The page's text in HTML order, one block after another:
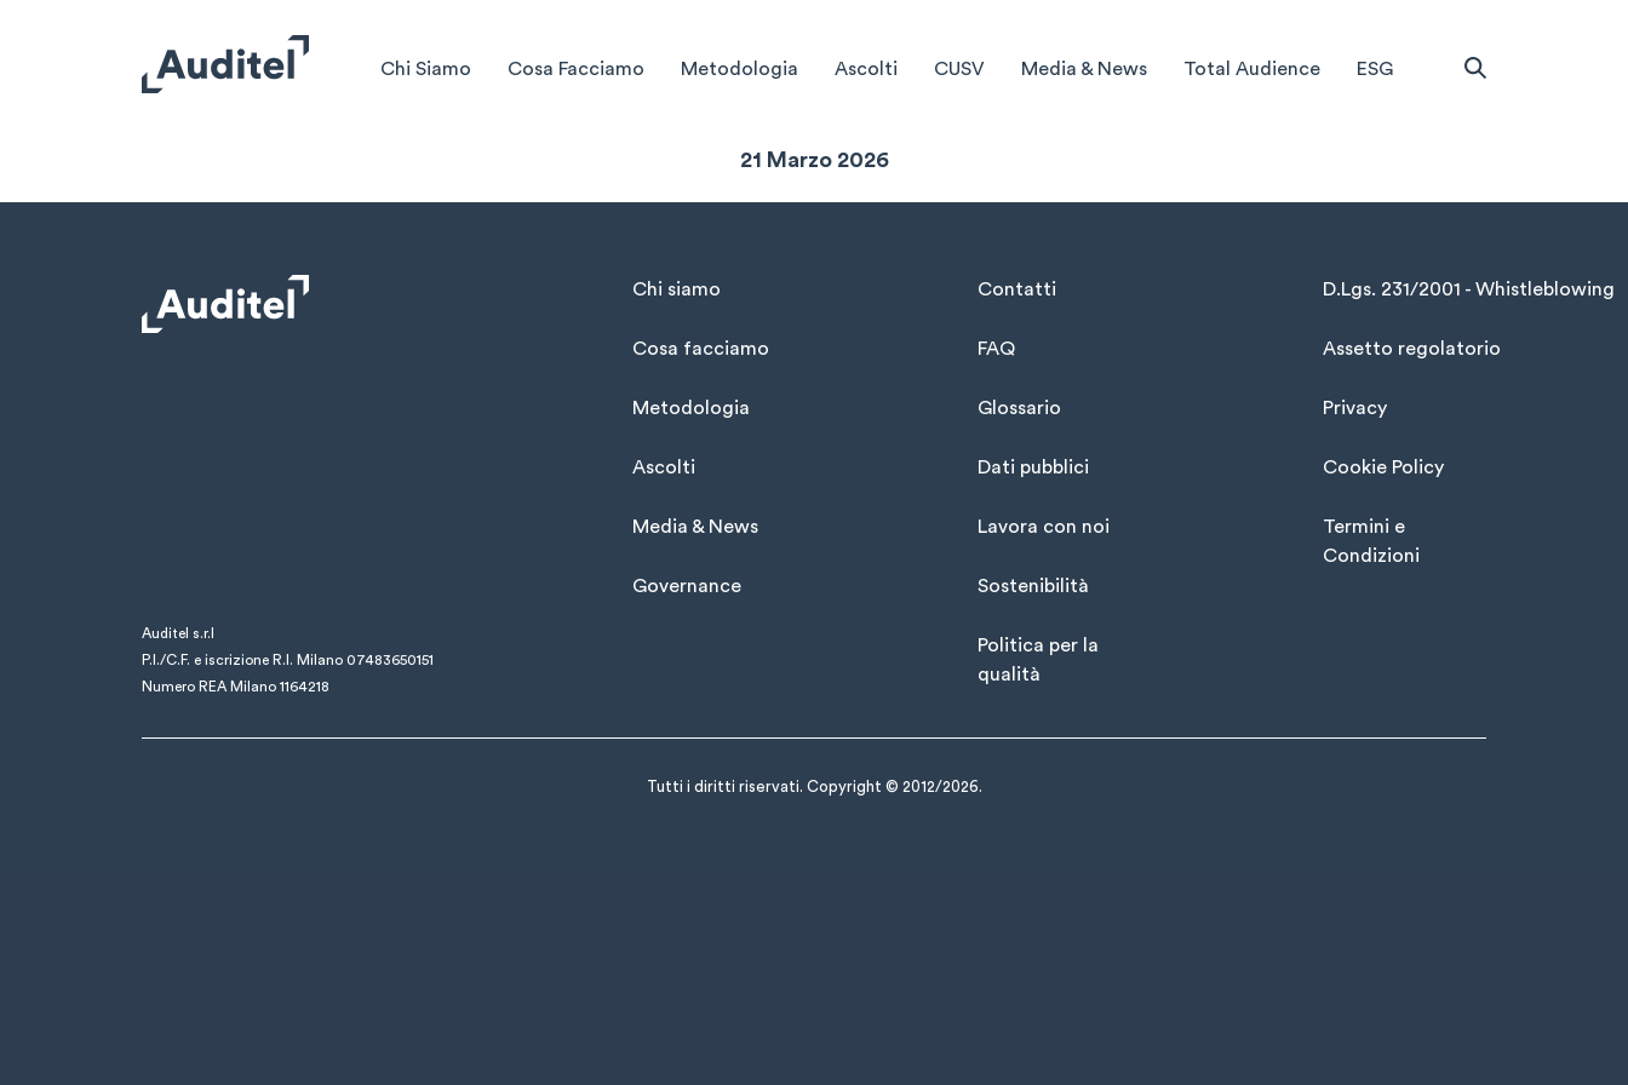
Chi Siamo Cosa Facciamo Metodologia Ascolti CUSV Media & News Total Audience ESG
Sintesi Settimanale
21 Marzo 2026
Auditel s.r.l
P.I./C.F. e iscrizione R.I. Milano 07483650151
Numero REA Milano 1164218
Chi siamo
Cosa facciamo
Metodologia
Ascolti
Media & News
Governance
Contatti
FAQ
Glossario
Dati pubblici
Lavora con noi
Sostenibilità
Politica per la
qualità
D.Lgs. 231/2001 - Whistleblowing
Assetto regolatorio
Privacy
Cookie Policy
Termini e
Condizioni
Tutti i diritti riservati. Copyright © 2012/2026.